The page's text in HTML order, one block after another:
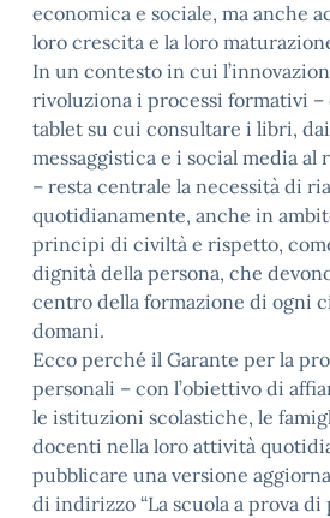
economica e sociale, ma anche
loro crescita e la loro
In un contesto in cui
rivoluziona i processi formativi –
tablet su cui consultare i libri,
messaggistica e i social media
– resta centrale la necessità di
quotidianamente, anche in
principi di civiltà e rispetto,
dignità della persona, che
centro della formazione di ogni
domani.
Ecco perché il Garante per la
personali – con l’obiettivo di
le istituzioni scolastiche, le
docenti nella loro attività
pubblicare una versione
di indirizzo “La scuola a prova di